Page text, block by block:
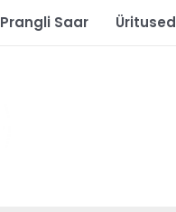
Prangli Saar Üritused